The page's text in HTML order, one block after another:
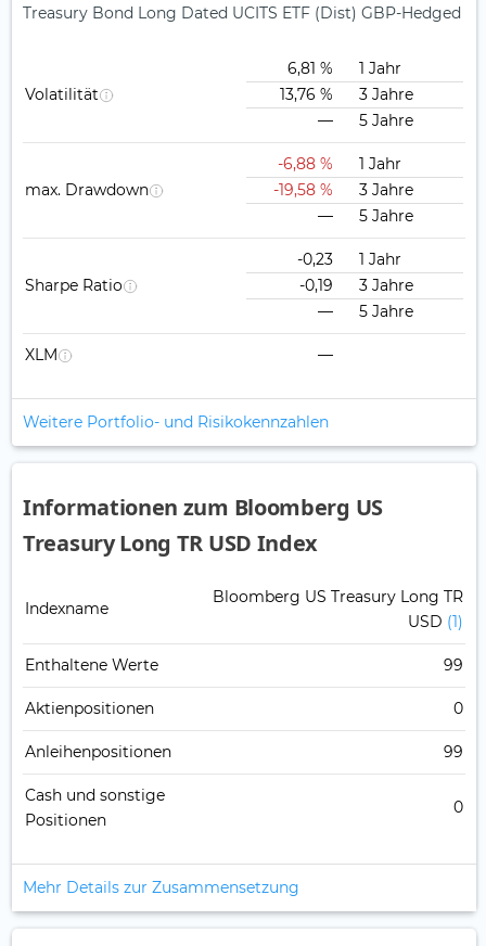
Treasury Bond Long Dated UCITS ETF (Dist) GBP-Hedged
Volatilität
6,81 %
1 Jahr
13,76 %
3 Jahre
—
5 Jahre
max. Drawdown
-6,88 %
1 Jahr
-19,58 %
3 Jahre
—
5 Jahre
Sharpe Ratio
-0,23
1 Jahr
-0,19
3 Jahre
—
5 Jahre
XLM —
Weitere Portfolio- und Risikokennzahlen
Informationen zum Bloomberg US
Treasury Long TR USD Index
Indexname
Bloomberg US Treasury Long TR
USD (1)
Enthaltene Werte 99
Aktienpositionen 0
Anleihenpositionen 99
Cash und sonstige
Positionen
0
Mehr Details zur Zusammensetzung